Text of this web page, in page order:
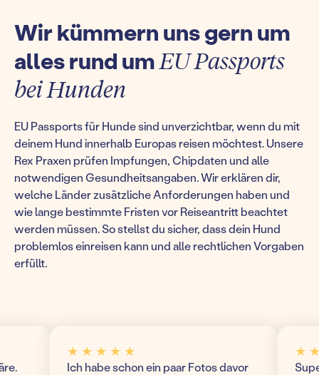
Wir kümmern uns gern um
alles rund umEU Passports
bei Hunden
EU Passports für Hunde sind unverzichtbar, wenn du mit
deinem Hund innerhalb Europas reisen möchtest. Unsere
Rex Praxen prüfen Impfungen, Chipdaten und alle
notwendigen Gesundheitsangaben. Wir erklären dir,
welche Länder zusätzliche Anforderungen haben und
wie lange bestimmte Fristen vor Reiseantritt beachtet
werden müssen. So stellst du sicher, dass dein Hund
problemlos einreisen kann und alle rechtlichen Vorgaben
erfüllt.
★ ★ ★ ★ ★
Ich habe schon ein paar Fotos davor
★ ★
Super